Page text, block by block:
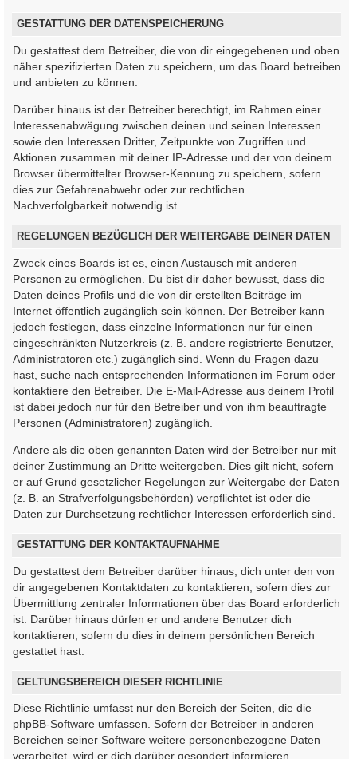
GESTATTUNG DER DATENSPEICHERUNG
Du gestattest dem Betreiber, die von dir eingegebenen und oben
näher spezifizierten Daten zu speichern, um das Board betreiben
und anbieten zu können.
Darüber hinaus ist der Betreiber berechtigt, im Rahmen einer
Interessenabwägung zwischen deinen und seinen Interessen
sowie den Interessen Dritter, Zeitpunkte von Zugriffen und
Aktionen zusammen mit deiner IP-Adresse und der von deinem
Browser übermittelter Browser-Kennung zu speichern, sofern
dies zur Gefahrenabwehr oder zur rechtlichen
Nachverfolgbarkeit notwendig ist.
REGELUNGEN BEZÜGLICH DER WEITERGABE DEINER DATEN
Zweck eines Boards ist es, einen Austausch mit anderen
Personen zu ermöglichen. Du bist dir daher bewusst, dass die
Daten deines Profils und die von dir erstellten Beiträge im
Internet öffentlich zugänglich sein können. Der Betreiber kann
jedoch festlegen, dass einzelne Informationen nur für einen
eingeschränkten Nutzerkreis (z. B. andere registrierte Benutzer,
Administratoren etc.) zugänglich sind. Wenn du Fragen dazu
hast, suche nach entsprechenden Informationen im Forum oder
kontaktiere den Betreiber. Die E-Mail-Adresse aus deinem Profil
ist dabei jedoch nur für den Betreiber und von ihm beauftragte
Personen (Administratoren) zugänglich.
Andere als die oben genannten Daten wird der Betreiber nur mit
deiner Zustimmung an Dritte weitergeben. Dies gilt nicht, sofern
er auf Grund gesetzlicher Regelungen zur Weitergabe der Daten
(z. B. an Strafverfolgungsbehörden) verpflichtet ist oder die
Daten zur Durchsetzung rechtlicher Interessen erforderlich sind.
GESTATTUNG DER KONTAKTAUFNAHME
Du gestattest dem Betreiber darüber hinaus, dich unter den von
dir angegebenen Kontaktdaten zu kontaktieren, sofern dies zur
Übermittlung zentraler Informationen über das Board erforderlich
ist. Darüber hinaus dürfen er und andere Benutzer dich
kontaktieren, sofern du dies in deinem persönlichen Bereich
gestattet hast.
GELTUNGSBEREICH DIESER RICHTLINIE
Diese Richtlinie umfasst nur den Bereich der Seiten, die die
phpBB-Software umfassen. Sofern der Betreiber in anderen
Bereichen seiner Software weitere personenbezogene Daten
verarbeitet, wird er dich darüber gesondert informieren.